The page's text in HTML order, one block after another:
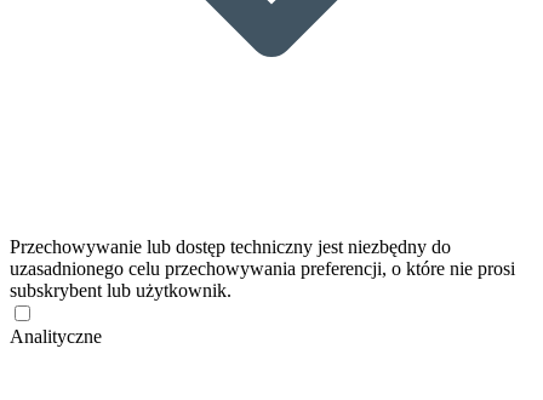
Przechowywanie lub dostęp techniczny jest niezbędny do
uzasadnionego celu przechowywania preferencji, o które nie prosi
subskrybent lub użytkownik.
Analityczne